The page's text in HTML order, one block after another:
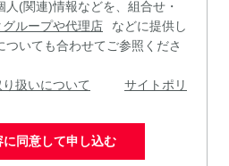
(関連)情報などを、組合せ・
グループや代理店
などに提供し
いても合わせてご参照くださ
扱いについて
サイトポリ
に同意して申し込む